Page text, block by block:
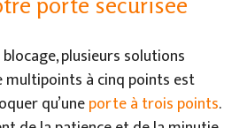
plusieurs solutions
multipoints à cinq points est
qu’uneporte à trois points